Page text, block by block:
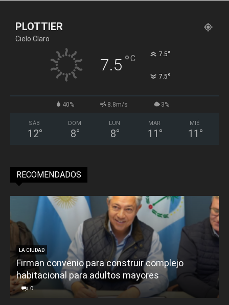
PLOTTIER
Cielo Claro
7.5 °C 7.5°
7.5°
40% 8.8m/s 3%
SÁB
12°
DOM
8°
LUN
8°
MAR
11 °
MIÉ
11 °
RECOMENDADOS
LA CIUDAD
Firman convenio para construir complejo
habitacional para adultos mayores
0